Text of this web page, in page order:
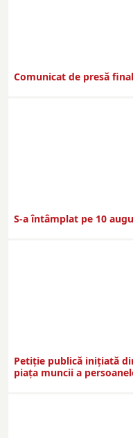
Comunicat de presă
S-a întâmplat pe 10
Petiție publică inițiată
piața muncii a